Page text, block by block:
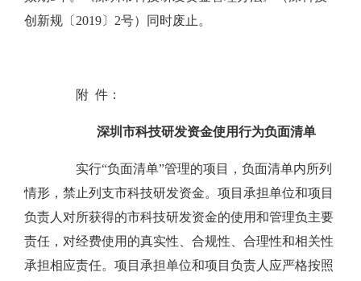
创新规〔2019〕2号）同时废止。
附 件：
深圳市科技研发资金使用行为负面清单
实行“负面清单”管理的项目，负面清单内所列
情形，禁止列支市科技研发资金。项目承担单位和项目
负责人对所获得的市科技研发资金的使用和管理负主要
责任，对经费使用的真实性、合规性、合理性和相关性
承担相应责任。项目承担单位和项目负责人应严格按照